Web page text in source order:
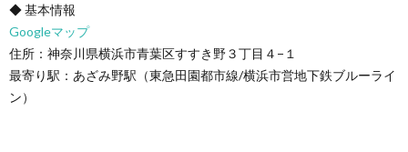
◆ 基本情報
Googleマップ
住所：神奈川県横浜市青葉区すすき野３丁目４−１
最寄り駅：あざみ野駅（東急田園都市線/横浜市営地下鉄ブルーライ
ン）